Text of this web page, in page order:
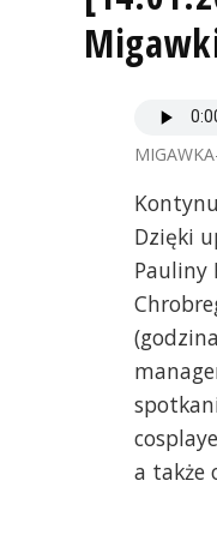
Dzięki
Pauliny
a także